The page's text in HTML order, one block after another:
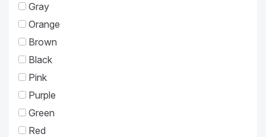
Gray
Orange
Brown
Black
Pink
Purple
Green
Red